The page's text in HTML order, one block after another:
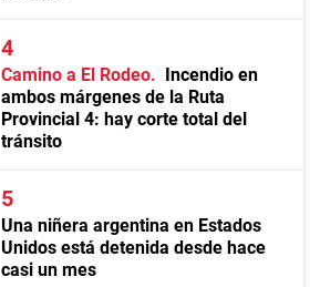
Camino a El Rodeo
Incendio en
ambos márgenes de la Ruta
Provincial 4: hay corte total del
tránsito
Una niñera argentina en Estados
Unidos está detenida desde hace
casi un mes